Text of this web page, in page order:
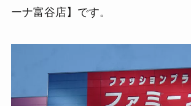
ーナ富谷店】です。